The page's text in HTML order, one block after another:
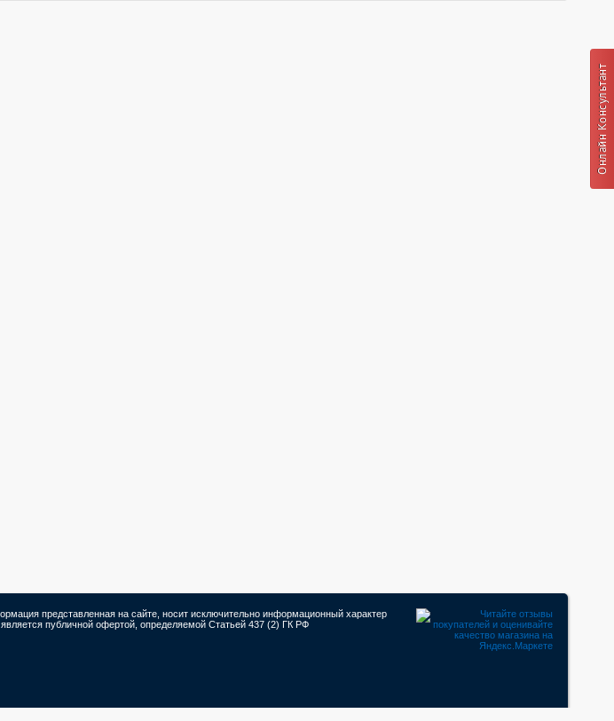
представленная на сайте, носит исключительно информационный характер
публичной офертой, определяемой Статьей 437 (2) ГК РФ